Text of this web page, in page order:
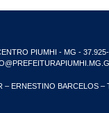
PIUMHI - MG -
– ERNESTINO BARCELOS –